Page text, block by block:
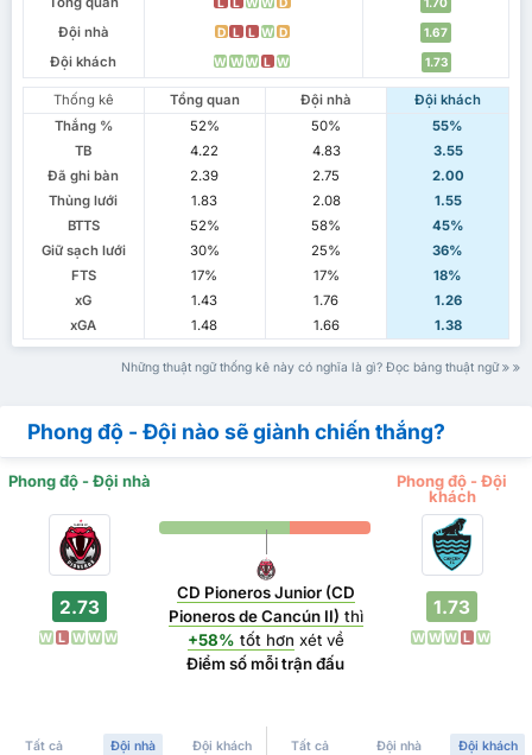
Đội nhà D L L W D 1.67
Đội khách W W W L W 1.73
Thống kê Tổng quan Đội nhà
Đội khách
Thắng %
52% 50%
55%
TB
4.22 4.83
3.55
Đã ghi bàn
2.39 2.75
2.00
Thủng lưới
1.83 2.08
1.55
BTTS
52% 58%
45%
Giữ sạch lưới
30% 25%
36%
FTS
17% 17%
18%
xG
1.43 1.76
1.26
xGA
1.48 1.66 1.38
Những thuật ngữ thống kê này có nghĩa là gì? Đọc bảng thuật ngữ
Phong độ - Đội nào sẽ giành chiến thắng?
Phong độ - Đội nhà
Phong độ - Đội
khách
2.73
W L W W W
CD Pioneros Junior (CD
Pioneros de Cancún II) thì
+58% tốt hơn xét về
Điểm số mỗi trận đấu
1.73
W W W L W
Tất cả Đội nhà Đội khách Tất cả Đội nhà Đội khách